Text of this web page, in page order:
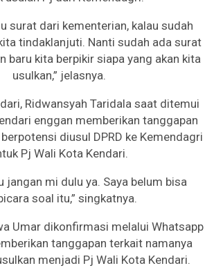
surat dari kementerian, kalau sudah
tindaklanjuti. Nanti sudah ada surat
baru kita berpikir siapa yang akan kita
usulkan,” jelasnya.
Ridwansyah Taridala saat ditemui
enggan memberikan tanggapan
diusul DPRD ke Kemendagri
Pj Wali Kota Kendari.
jangan mi dulu ya. Saya belum bisa
soal itu,” singkatnya.
Umar dikonfirmasi melalui Whatsapp
tanggapan terkait namanya
menjadi Pj Wali Kota Kendari.